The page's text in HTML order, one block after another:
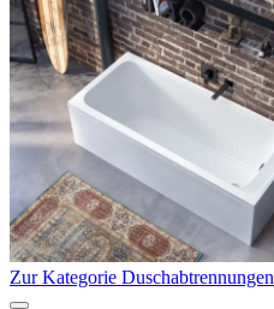
Zur Kategorie Duschabtrennungen